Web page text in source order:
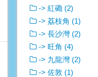
-> 紅磡 (2)
-> 荔枝角 (1)
-> 長沙灣 (2)
-> 旺角 (4)
-> 九龍灣 (2)
-> 佐敦 (1)